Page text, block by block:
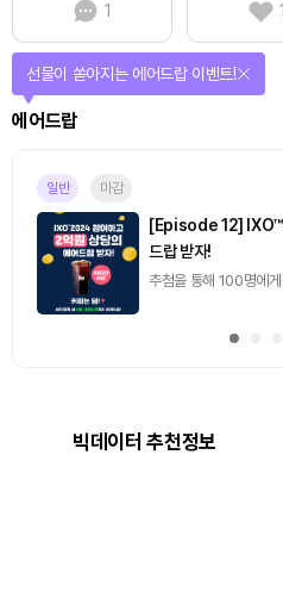
1
1
에어드랍
선물이 쏟아지는 에어드랍 이벤트!
일반 마감
[Episode 12]
드랍 받자!
추첨을 통해 100명에
빅데이터 추천정보